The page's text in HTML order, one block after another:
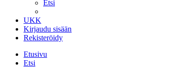
Etsi
UKK
Kirjaudu sisään
Rekisteröidy
Etusivu
Etsi